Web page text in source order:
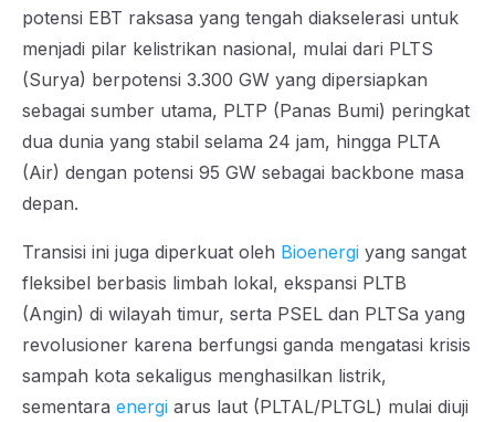
potensi EBT raksasa yang tengah diakselerasi untuk
menjadi pilar kelistrikan nasional, mulai dari PLTS
(Surya) berpotensi 3.300 GW yang dipersiapkan
sebagai sumber utama, PLTP (Panas Bumi) peringkat
dua dunia yang stabil selama 24 jam, hingga PLTA
(Air) dengan potensi 95 GW sebagai backbone masa
depan.
Transisi ini juga diperkuat oleh Bioenergi yang sangat
fleksibel berbasis limbah lokal, ekspansi PLTB
(Angin) di wilayah timur, serta PSEL dan PLTSa yang
revolusioner karena berfungsi ganda mengatasi krisis
sampah kota sekaligus menghasilkan listrik,
sementara energi arus laut (PLTAL/PLTGL) mulai diuji